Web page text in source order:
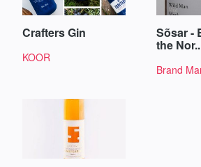
Crafters Gin
KOOR
Sõsar -
the
Brand